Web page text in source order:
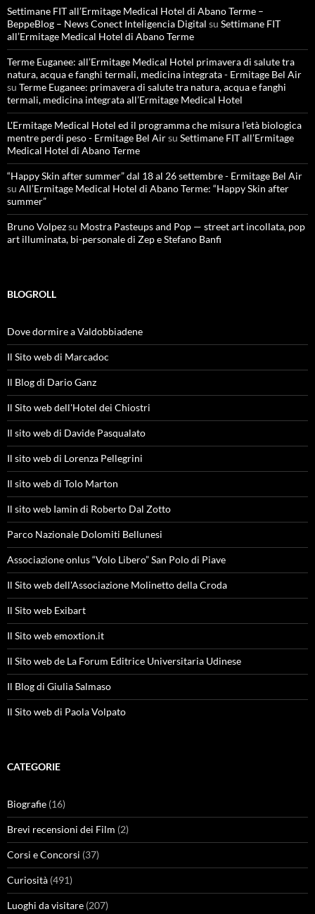
Settimane FIT all’Ermitage Medical Hotel di Abano Terme –
BeppeBlog – News Conect Inteligencia Digital su Settimane FIT
all’Ermitage Medical Hotel di Abano Terme
Terme Euganee: all’Ermitage Medical Hotel primavera di salute tra
natura, acqua e fanghi termali, medicina integrata - Ermitage Bel Air
su Terme Euganee: primavera di salute tra natura, acqua e fanghi
termali, medicina integrata all’Ermitage Medical Hotel
L'Ermitage Medical Hotel ed il programma che misura l’età biologica
mentre perdi peso - Ermitage Bel Airsu Settimane FIT all’Ermitage
Medical Hotel di Abano Terme
“Happy Skin after summer” dal 18 al 26 settembre - Ermitage Bel Air
su All’Ermitage Medical Hotel di Abano Terme: “Happy Skin after
summer”
Bruno Volpezsu Mostra Pasteups and Pop — street art incollata, pop
art illuminata, bi-personale di Zep e Stefano Banfi
BLOGROLL
Dove dormire a Valdobbiadene
Il Sito web di Marcadoc
Il Blog di Dario Ganz
Il Sito web dell'Hotel dei Chiostri
Il sito web di Davide Pasqualato
Il sito web di Lorenza Pellegrini
Il sito web di Tolo Marton
Il sito web Iamin di Roberto Dal Zotto
Parco Nazionale Dolomiti Bellunesi
Associazione onlus “Volo Libero” San Polo di Piave
Il Sito web dell'Associazione Molinetto della Croda
Il Sito web Exibart
Il Sito web emoxtion.it
Il Sito web de La Forum Editrice Universitaria Udinese
Il Blog di Giulia Salmaso
Il Sito web di Paola Volpato
CATEGORIE
Biografie (16)
Brevi recensioni dei Film (2)
Corsi e Concorsi (37)
Curiosità (491)
Luoghi da visitare (207)